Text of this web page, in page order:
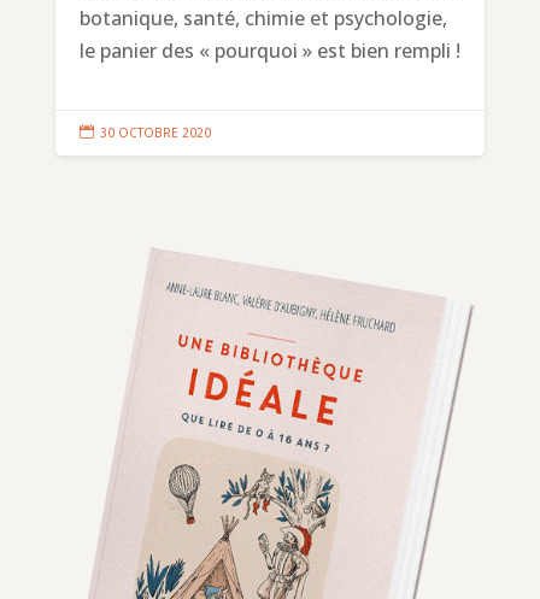
botanique, santé, chimie et psychologie,
le panier des « pourquoi » est bien rempli !
 30 OCTOBRE 2020